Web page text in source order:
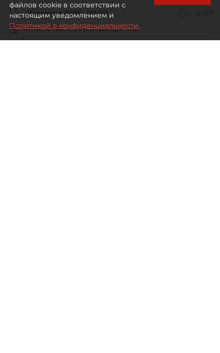
10 августа 2026 00:03
2027
Читайте нас в мессенджере Max
файлов cookie в соответствии с
настоящим уведомлением и
Политикой о конфиденциальности.